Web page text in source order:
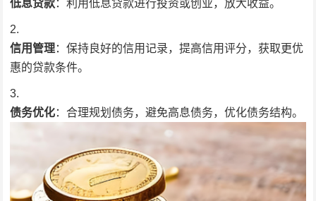
低息贷款：利用低息贷款进行投资或创业，放大收益。
信用管理：保持良好的信用记录，提高信用评分，获取更优
惠的贷款条件。
债务优化：合理规划债务，避免高息债务，优化债务结构。